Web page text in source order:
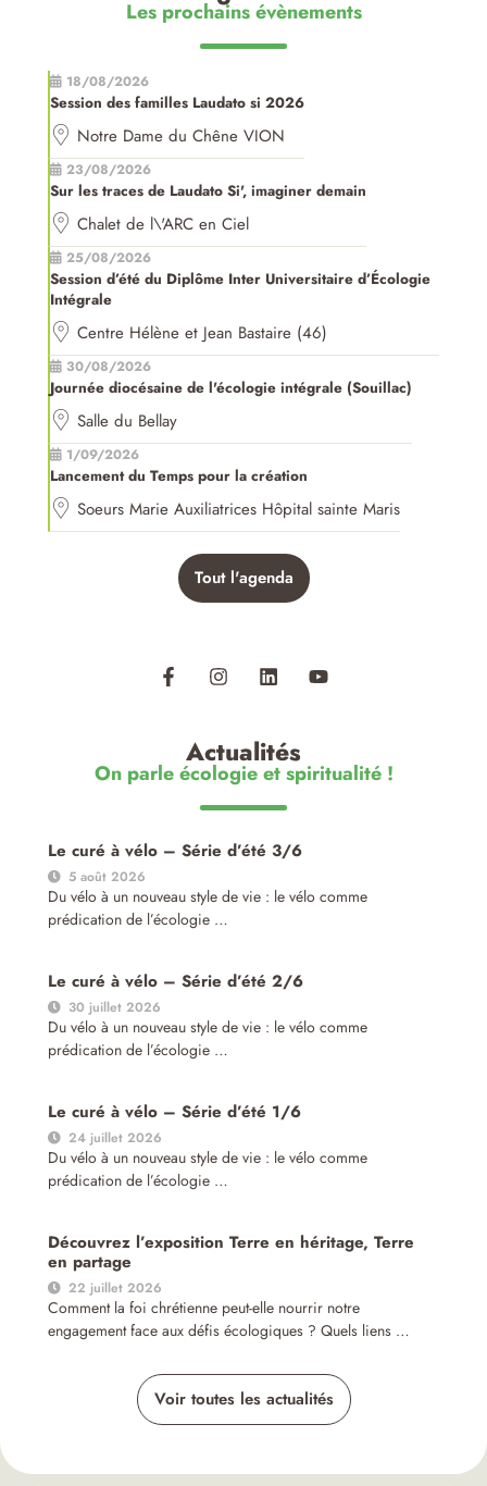
Les prochains évènements
18/08/2026
Session des familles Laudato si 2026
Notre Dame du Chêne VION
23/08/2026
Sur les traces de Laudato Si', imaginer demain
Chalet de l\'ARC en Ciel
25/08/2026
Session d’été du Diplôme Inter Universitaire d’Écologie
Intégrale
Centre Hélène et Jean Bastaire (46)
30/08/2026
Journée diocésaine de l'écologie intégrale (Souillac)
Salle du Bellay
1/09/2026
Lancement du Temps pour la création
Soeurs Marie Auxiliatrices Hôpital sainte Maris
Tout l'agenda
Actualités
On parle écologie et spiritualité !
Le curé à vélo – Série d’été 3/6
5 août 2026
Du vélo à un nouveau style de vie : le vélo comme
prédication de l’écologie …
Le curé à vélo – Série d’été 2/6
30 juillet 2026
Du vélo à un nouveau style de vie : le vélo comme
prédication de l’écologie …
Le curé à vélo – Série d’été 1/6
24 juillet 2026
Du vélo à un nouveau style de vie : le vélo comme
prédication de l’écologie …
Découvrez l’exposition Terre en héritage, Terre
en partage
22 juillet 2026
Comment la foi chrétienne peut-elle nourrir notre
engagement face aux défis écologiques ? Quels liens …
Voir toutes les actualités